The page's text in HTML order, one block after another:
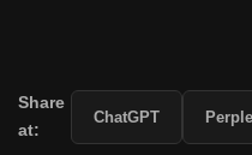
Share
at:
ChatGPT